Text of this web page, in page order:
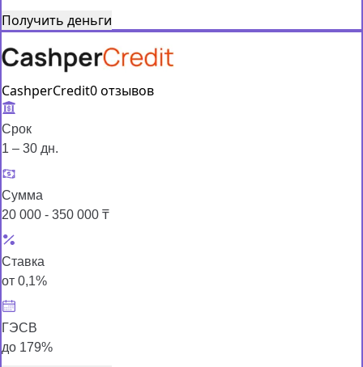
Получить деньги
CashperCredit0 отзывов
Срок
1 – 30 дн.
Сумма
20 000 - 350 000 ₸
Ставка
от 0,1%
ГЭСВ
до 179%